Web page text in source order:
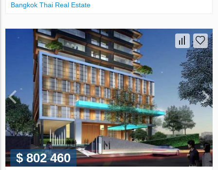
Bangkok Thai Real Estate
$ 802 460